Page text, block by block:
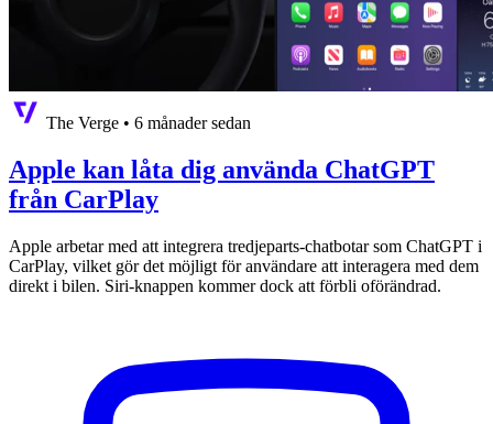
The Verge • 6 månader sedan
Apple kan låta dig använda ChatGPT
från CarPlay
Apple arbetar med att integrera tredjeparts-chatbotar som ChatGPT i
CarPlay, vilket gör det möjligt för användare att interagera med dem
direkt i bilen. Siri-knappen kommer dock att förbli oförändrad.